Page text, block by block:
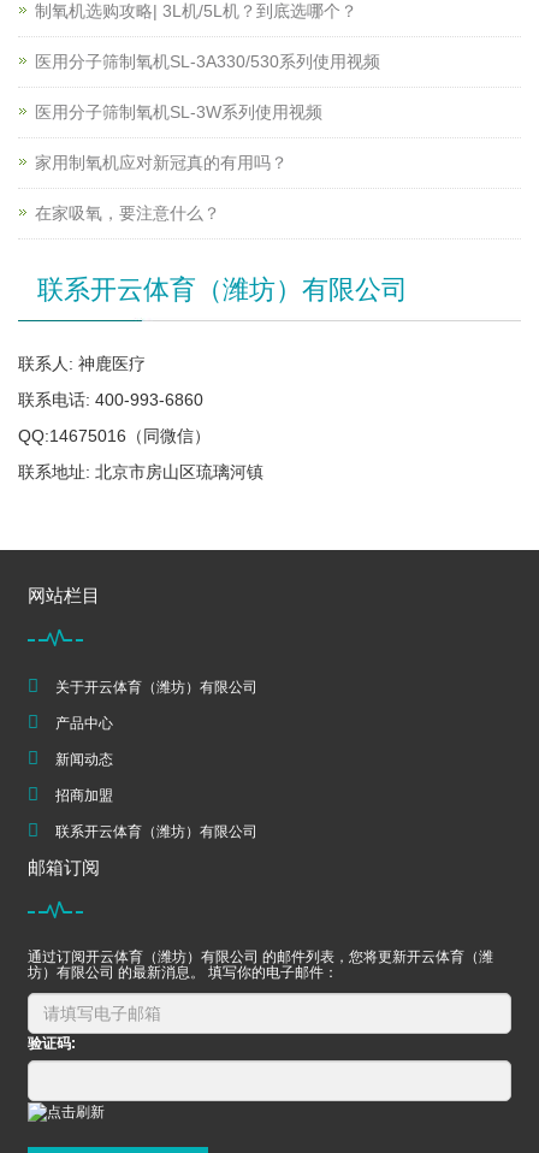
制氧机选购攻略| 3L机/5L机？到底选哪个？
医用分子筛制氧机SL-3A330/530系列使用视频
医用分子筛制氧机SL-3W系列使用视频
家用制氧机应对新冠真的有用吗？
在家吸氧，要注意什么？
联系开云体育（潍坊）有限公司
联系人: 神鹿医疗
联系电话: 400-993-6860
QQ:14675016（同微信）
联系地址: 北京市房山区琉璃河镇
网站栏目
关于开云体育（潍坊）有限公司
产品中心
新闻动态
招商加盟
联系开云体育（潍坊）有限公司
邮箱订阅
通过订阅开云体育（潍坊）有限公司 的邮件列表，您将更新开云体育（潍
坊）有限公司 的最新消息。 填写你的电子邮件：
验证码: